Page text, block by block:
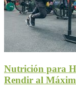
Nutrición para
Rendir al